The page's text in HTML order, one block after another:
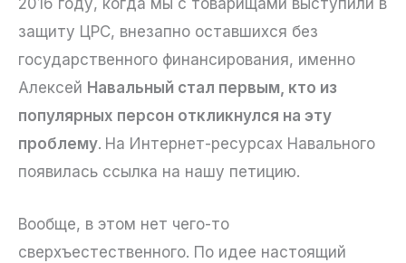
защиту ЦРС, внезапно оставшихся без
государственного финансирования, именно
Алексей Навальный стал первым, кто из
популярных персон откликнулся на эту
проблему. На Интернет-ресурсах Навального
появилась ссылка на нашу петицию.
Вообще, в этом нет чего-то
сверхъестественного. По идее настоящий